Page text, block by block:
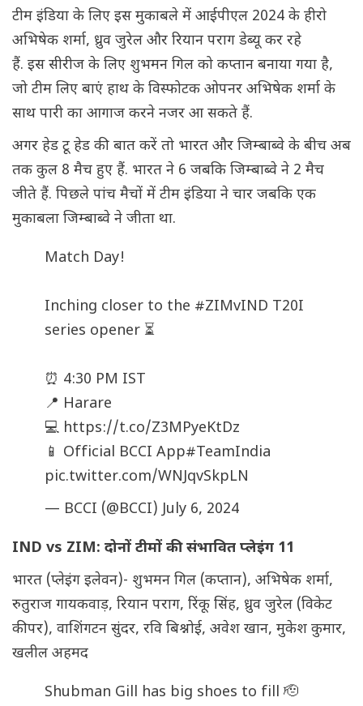
टीम इंडिया के लिए इस मुकाबले में आईपीएल 2024 के हीरो
अभिषेक शर्मा, ध्रुव जुरेल और रियान पराग डेब्यू कर रहे
हैं. इस सीरीज के लिए शुभमन गिल को कप्तान बनाया गया है,
जो टीम लिए बाएं हाथ के विस्फोटक ओपनर अभिषेक शर्मा के
साथ पारी का आगाज करने नजर आ सकते हैं.
अगर हेड टू हेड की बात करें तो भारत और जिम्बाब्वे के बीच अब
तक कुल 8 मैच हुए हैं. भारत ने 6 जबकि जिम्बाब्वे ने 2 मैच
जीते हैं. पिछले पांच मैचों में टीम इंडिया ने चार जबकि एक
मुकाबला जिम्बाब्वे ने जीता था.
Match Day!
Inching closer to the #ZIMvIND T20I
series opener ⏳
⏰ 4:30 PM IST
📍 Harare
💻 https://t.co/Z3MPyeKtDz
📱 Official BCCI App#TeamIndia
pic.twitter.com/WNJqvSkpLN
— BCCI (@BCCI)July 6, 2024
IND vs ZIM: दोनों टीमों की संभावित प्लेइंग 11
भारत (प्लेइंग इलेवन)- शुभमन गिल (कप्तान), अभिषेक शर्मा,
रुतुराज गायकवाड़, रियान पराग, रिंकू सिंह, ध्रुव जुरेल (विकेट
कीपर), वाशिंगटन सुंदर, रवि बिश्नोई, अवेश खान, मुकेश कुमार,
खलील अहमद
Shubman Gill has big shoes to fill 🫡